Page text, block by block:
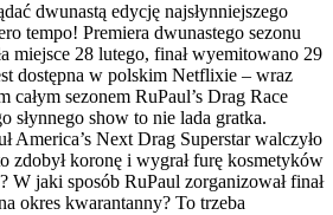
dwunastą edycję najsłynniejszego
tempo! Premiera dwunastego sezonu
miejsce 28 lutego, finał wyemitowano 29
dostępna w polskim Netflixie – wraz
całym sezonem RuPaul’s Drag Race
słynnego show to nie lada gratka.
America’s Next Drag Superstar walczyło
zdobył koronę i wygrał furę kosmetyków
W jaki sposób RuPaul zorganizował finał
okres kwarantanny? To trzeba